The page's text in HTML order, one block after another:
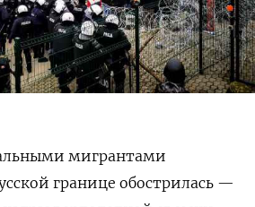
мигрантами
границе обострилась —